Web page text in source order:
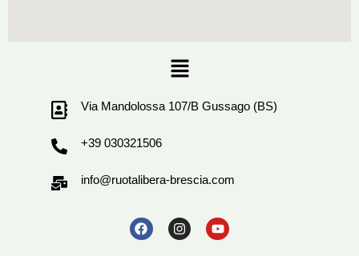
Menu
Via Mandolossa 107/B Gussago (BS)
+39 030321506
info@ruotalibera-brescia.com
F
a
I
n
Y
o